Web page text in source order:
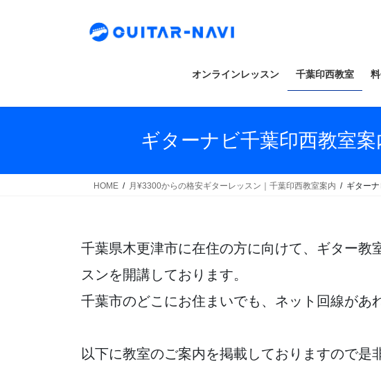
オンラインレッスン 千葉印西教室
ギターナビ千葉印西教室
HOME 月¥3300からの格安ギターレッスン｜千葉印西教室案内 ギター
千葉県木更津市に在住の方に向けて、ギター教
スンを開講しております。
千葉市のどこにお住まいでも、ネット回線があ
以下に教室のご案内を掲載しておりますので是